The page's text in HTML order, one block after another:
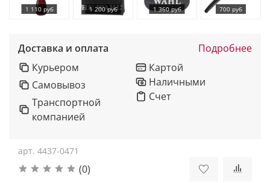
арт. 4437-0471
(0)
1 110 руб 1 200 руб 1 360 руб 700 руб
Доставка и оплата
Подробнее
Курьером
Самовывоз
Транспортной
компанией
Картой
Наличными
Счет